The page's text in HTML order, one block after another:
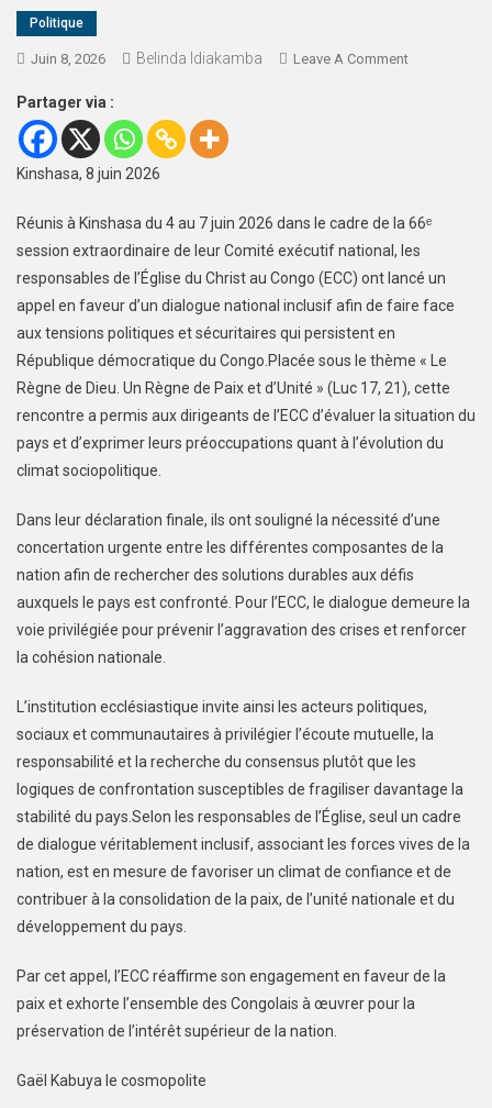
Politique
Juin 8, 2026 Belinda Idiakamba Leave A Comment
Partager via :
Kinshasa, 8 juin 2026
Réunis à Kinshasa du 4 au 7 juin 2026 dans le cadre de la 66ᵉ
session extraordinaire de leur Comité exécutif national, les
responsables de l’Église du Christ au Congo (ECC) ont lancé un
appel en faveur d’un dialogue national inclusif afin de faire face
aux tensions politiques et sécuritaires qui persistent en
République démocratique du Congo.Placée sous le thème « Le
Règne de Dieu. Un Règne de Paix et d’Unité » (Luc 17, 21), cette
rencontre a permis aux dirigeants de l’ECC d’évaluer la situation du
pays et d’exprimer leurs préoccupations quant à l’évolution du
climat sociopolitique.
Dans leur déclaration finale, ils ont souligné la nécessité d’une
concertation urgente entre les différentes composantes de la
nation afin de rechercher des solutions durables aux défis
auxquels le pays est confronté. Pour l’ECC, le dialogue demeure la
voie privilégiée pour prévenir l’aggravation des crises et renforcer
la cohésion nationale.
L’institution ecclésiastique invite ainsi les acteurs politiques,
sociaux et communautaires à privilégier l’écoute mutuelle, la
responsabilité et la recherche du consensus plutôt que les
logiques de confrontation susceptibles de fragiliser davantage la
stabilité du pays.Selon les responsables de l’Église, seul un cadre
de dialogue véritablement inclusif, associant les forces vives de la
nation, est en mesure de favoriser un climat de confiance et de
contribuer à la consolidation de la paix, de l’unité nationale et du
développement du pays.
Par cet appel, l’ECC réaffirme son engagement en faveur de la
paix et exhorte l’ensemble des Congolais à œuvrer pour la
préservation de l’intérêt supérieur de la nation.
Gaël Kabuya le cosmopolite